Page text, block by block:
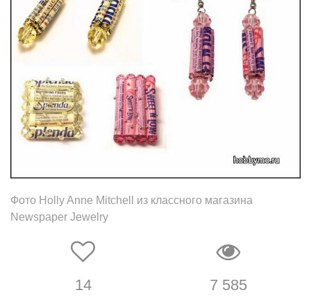
Фото Holly Anne Mitchell из классного магазина
Newspaper Jewelry
14 7 585